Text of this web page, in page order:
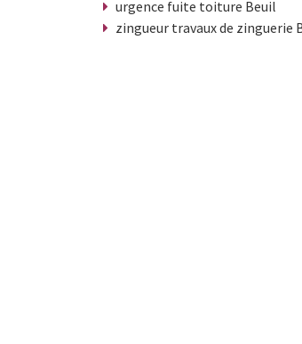
urgence fuite toiture Beuil
zingueur travaux de zinguerie